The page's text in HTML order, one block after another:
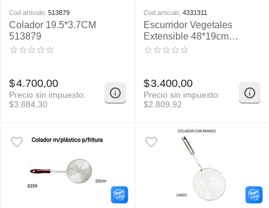
Cod.artículo: 513879
Colador 19.5*3.7CM
513879
$4.700,00
Precio sin impuesto:
$3.884,30
Cod.artículo: 4331311
Escurridor Vegetales
Extensible 48*19cm
4331311
$3.400,00
Precio sin impuesto:
$2.809,92